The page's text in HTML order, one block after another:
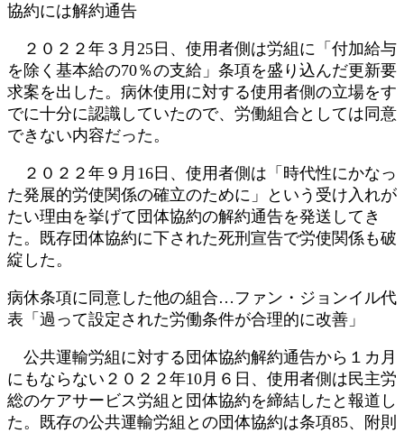
協約には解約通告
２０２２年３月25日、使用者側は労組に「付加給与
を除く基本給の70％の支給」条項を盛り込んだ更新要
求案を出した。病休使用に対する使用者側の立場をす
でに十分に認識していたので、労働組合としては同意
できない内容だった。
２０２２年９月16日、使用者側は「時代性にかなっ
た発展的労使関係の確立のために」という受け入れが
たい理由を挙げて団体協約の解約通告を発送してき
た。既存団体協約に下された死刑宣告で労使関係も破
綻した。
病休条項に同意した他の組合…ファン・ジョンイル代
表「過って設定された労働条件が合理的に改善」
公共運輸労組に対する団体協約解約通告から１カ月
にもならない２０２２年10月６日、使用者側は民主労
総のケアサービス労組と団体協約を締結したと報道し
た。既存の公共運輸労組との団体協約は条項85、附則